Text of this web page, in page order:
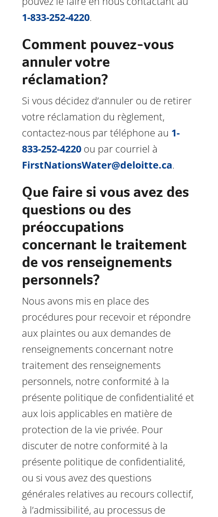
1-833-252-4220.
Comment pouvez-vous
annuler votre
réclamation?
Si vous décidez d’annuler ou de retirer
votre réclamation du règlement,
contactez-nous par téléphone au 1-
833-252-4220ou par courriel à
FirstNationsWater@deloitte.ca.
Que faire si vous avez des
questions ou des
préoccupations
concernant le traitement
de vos renseignements
personnels?
Nous avons mis en place des
procédures pour recevoir et répondre
aux plaintes ou aux demandes de
renseignements concernant notre
traitement des renseignements
personnels, notre conformité à la
présente politique de confidentialité et
aux lois applicables en matière de
protection de la vie privée. Pour
discuter de notre conformité à la
présente politique de confidentialité,
ou si vous avez des questions
générales relatives au recours collectif,
à l’admissibilité, au processus de